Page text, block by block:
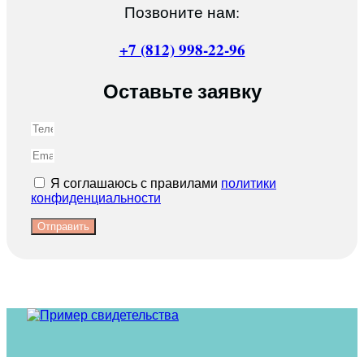
Позвоните нам:
+7 (812) 998-22-96
Оставьте заявку
Я соглашаюсь с правилами политики
конфиденциальности
Отправить